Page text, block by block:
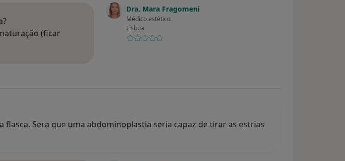
Dra. Mara Fragomeni
Médico estético
Lisboa
(ficar
Sera que uma abdominoplastia seria capaz de tirar as estrias